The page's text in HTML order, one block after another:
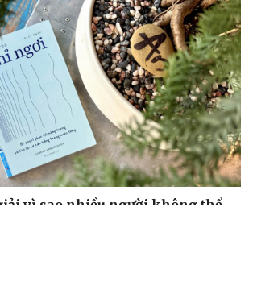
vì sao nhiều người không thể